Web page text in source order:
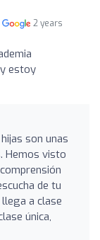
2 years
estoy
son unas
Hemos visto
de tu
a clase
única,